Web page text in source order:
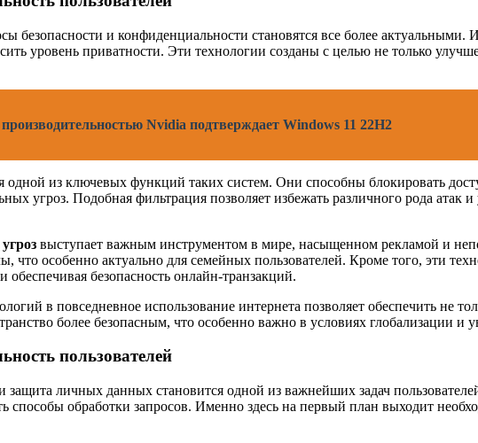
безопасности и конфиденциальности становятся все более актуальными.
уровень приватности. Эти технологии созданы с целью не только
Nvidia подтверждает Windows 11 22H2
одной из ключевых функций таких систем. Они способны блокировать
угроз. Подобная фильтрация позволяет избежать различного рода атак
выступает важным инструментом в мире, насыщенном рекламой и
что особенно актуально для семейных пользователей. Кроме того, эти
обеспечивая безопасность онлайн-транзакций.
в повседневное использование интернета позволяет обеспечить
более безопасным, что особенно важно в условиях глобализации и
пользователей
личных данных становится одной из важнейших задач
способы обработки запросов. Именно здесь на первый план выходит